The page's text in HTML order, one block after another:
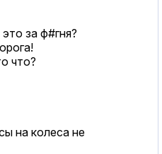
за ф#гня?
что?
на колеса не